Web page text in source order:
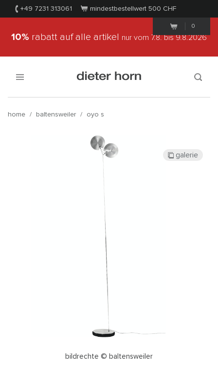
+49 7231 313061 mindestbestellwert 500 CHF
0
10% rabatt auf alle artikel nur vom 7.8.bis 9.8.2026
home / baltensweiler / oyo s
bildrechte © baltensweiler
galerie